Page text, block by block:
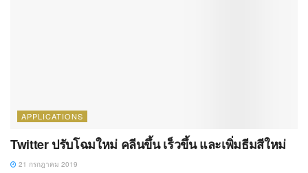
APPLICATIONS
Twitter ปรับโฉมใหม่ คลีนขึ้น เร็วขึ้น และเพิ่มธีมสีใหม่
21 กรกฎาคม 2019